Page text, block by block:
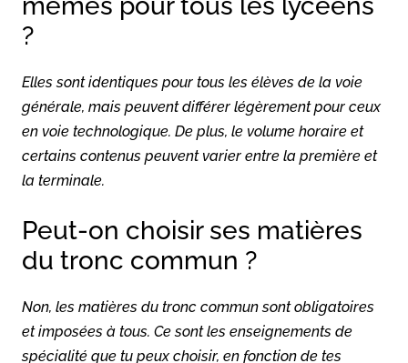
?
Elles sont identiques pour tous les élèves de la voie
générale, mais peuvent différer légèrement pour ceux
en voie technologique. De plus, le volume horaire et
certains contenus peuvent varier entre la première et
la terminale.
Peut-on choisir ses matières
du tronc commun ?
Non, les matières du tronc commun sont obligatoires
et imposées à tous. Ce sont les enseignements de
spécialité que tu peux choisir, en fonction de tes